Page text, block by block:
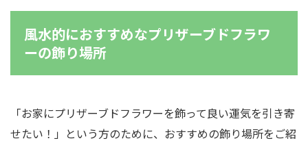
風水的におすすめなプリザーブドフラワ
ーの飾り場所
「お家にプリザーブドフラワーを飾って良い運気を引き寄
せたい！」という方のために、おすすめの飾り場所をご紹